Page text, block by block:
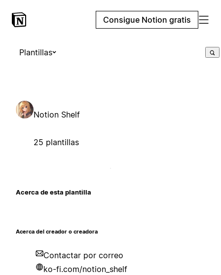
Consigue Notion gratis
Plantillas
Notion Shelf
25 plantillas
Acerca de esta plantilla
Acerca del creador o creadora
Contactar por correo
ko-fi.com/notion_shelf